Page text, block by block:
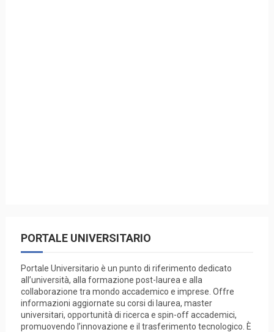
PORTALE UNIVERSITARIO
Portale Universitario è un punto di riferimento dedicato
all’università, alla formazione post-laurea e alla
collaborazione tra mondo accademico e imprese. Offre
informazioni aggiornate su corsi di laurea, master
universitari, opportunità di ricerca e spin-off accademici,
promuovendo l’innovazione e il trasferimento tecnologico. È